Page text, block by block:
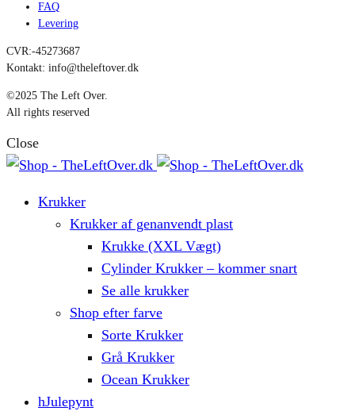
FAQ
Levering
CVR:-45273687
Kontakt: info@theleftover.dk
©2025 The Left Over.
All rights reserved
Close
Krukker
Krukker af genanvendt plast
Krukke (XXL Vægt)
Cylinder Krukker – kommer snart
Se alle krukker
Shop efter farve
Sorte Krukker
Grå Krukker
Ocean Krukker
hJulepynt